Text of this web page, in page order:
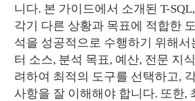
니다. 본 가이드에서 소개된 T-SQL,
각기 다른 상황과 목표에 적합한
석을 성공적으로 수행하기 위해서
터 소스, 분석 목표, 예산, 전문 지
려하여 최적의 도구를 선택하고,
사항을 잘 이해해야 합니다. 또한,